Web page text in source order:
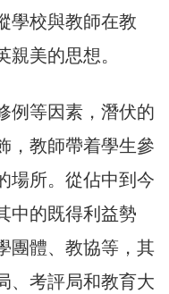
學校與教師在教
美的思想。
例等因素，潛伏的
，教師帶着學生參
場所。從佔中到今
中的既得利益勢
團體、教協等，其
、考評局和教育大